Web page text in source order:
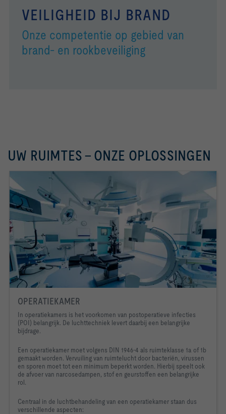
VEILIGHEID BIJ BRAND
Onze competentie op gebied van
brand- en rookbeveiliging
UW RUIMTES - ONZE OPLOSSINGEN
OPERATIEKAMER
In operatiekamers is het voorkomen van postoperatieve infecties
(POI) belangrijk. De luchttechniek levert daarbij een belangrijke
bijdrage.
Een operatiekamer moet volgens DIN 1946-4 als ruimteklasse 1a of 1b
gemaakt worden. Vervuiling van ruimtelucht door bacteriën, virussen
en sporen moet tot een minimum beperkt worden. Hierbij speelt ook
de afvoer van narcosedampen, stof en geurstoffen een belangrijke
rol.
Centraal in de luchtbehandeling van een operatiekamer staan dus
verschillende aspecten: